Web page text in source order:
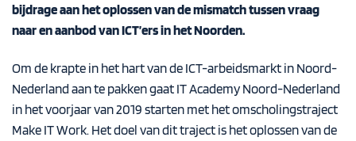
bijdrage aan het oplossen van de mismatch tussen vraag
naar en aanbod van ICT’ers in het Noorden.
Om de krapte in het hart van de ICT-arbeidsmarkt in Noord-
Nederland aan te pakken gaat IT Academy Noord-Nederland
in het voorjaar van 2019 starten met het omscholingstraject
Make IT Work. Het doel van dit traject is het oplossen van de